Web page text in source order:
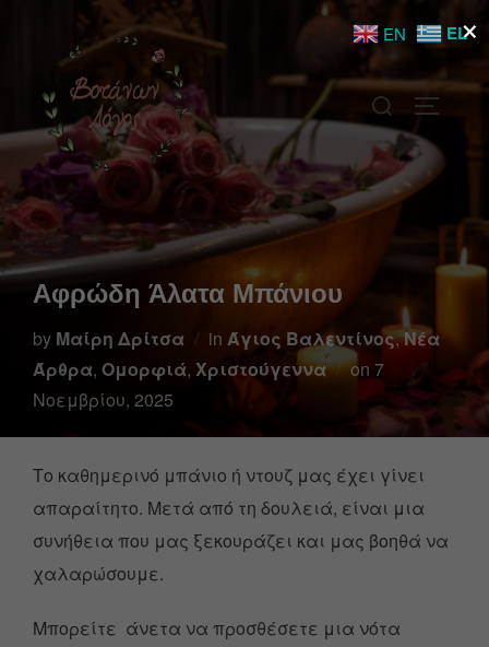
Αφρώδη Άλατα Μπάνιου
by Μαίρη Δρίτσα in Άγιος Βαλεντίνος,Νέα
Άρθρα, Ομορφιά, Χριστούγεννα on7
Νοεμβρίου, 2025
Το καθημερινό μπάνιο ή ντουζ μας έχει γίνει
απαραίτητο. Μετά από τη δουλειά, είναι μια
συνήθεια που μας ξεκουράζει και μας βοηθά να
χαλαρώσουμε.
Μπορείτε άνετα να προσθέσετε μια νότα
×
EN EL